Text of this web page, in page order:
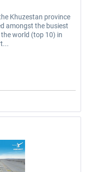
Khuzestan province
amongst the busiest
world (top 10) in